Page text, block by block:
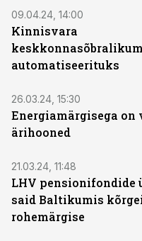
09.04.24, 14:00
Kinnisvara
automatiseerituks
26.03.24, 15:30
Energiamärgisega on
ärihooned
21.03.24, 11:48
LHV pensionifondide
said Baltikumis
rohemärgise